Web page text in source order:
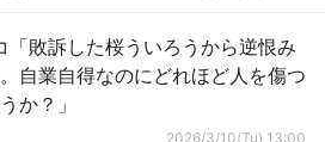
「敗訴した桜ういろうから逆恨み
自業自得なのにどれほど人を傷つ
か？」
2026/3/10(Tu) 13:00